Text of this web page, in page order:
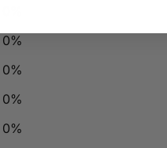
0%
0%
0%
0%